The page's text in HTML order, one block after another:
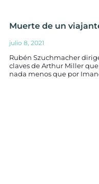
Muerte de un
julio 8, 2021
Rubén Szuchmacher
claves de Arthur Miller
nada menos que por